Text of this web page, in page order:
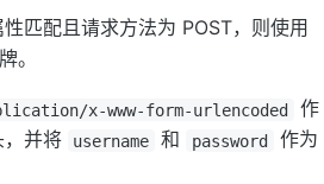
匹配且请求方法为 POST，则使用
。
x-www-form-urlencoded
作
并将 username 和 password
作为